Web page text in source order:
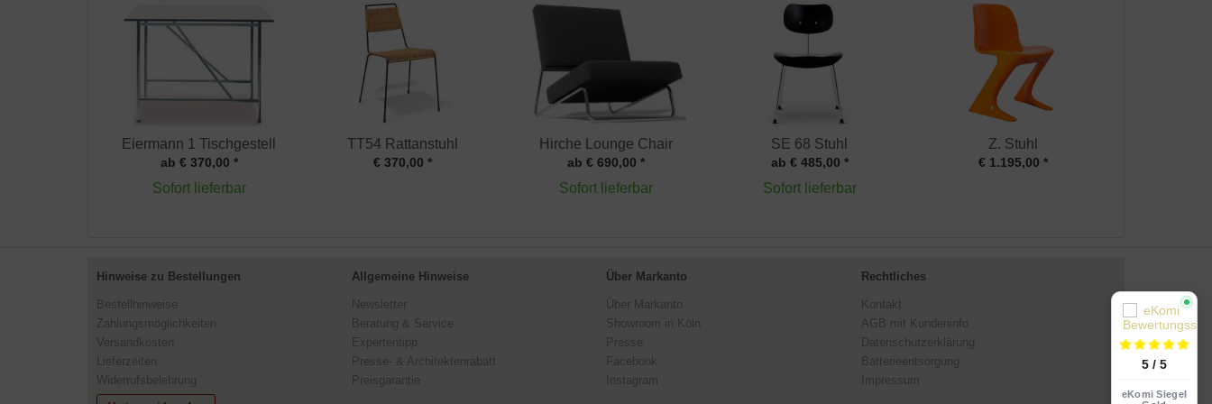
Eiermann 1 Tischgestell
ab € 370,00 *
Sofort lieferbar
TT54 Rattanstuhl
€ 370,00 *
Hirche Lounge Chair
ab € 690,00 *
Sofort lieferbar
SE 68 Stuhl
ab € 485,00 *
Sofort lieferbar
Z. Stuhl
€ 1.195,00 *
Hinweise zu Bestellungen
Bestellhinweise
Zahlungsmöglichkeiten
Versandkosten
Lieferzeiten
Widerrufsbelehrung
Allgemeine Hinweise
Newsletter
Beratung & Service
Expertentipp
Presse- & Architektenrabatt
Preisgarantie
Über Markanto
Über Markanto
Showroom in Köln
Presse
Facebook
Instagram
Rechtliches
Kontakt
AGB mit Kundeninfo
Datenschutzerklärung
Batterieentsorgung
Impressum
5 / 5
eKomi Siegel